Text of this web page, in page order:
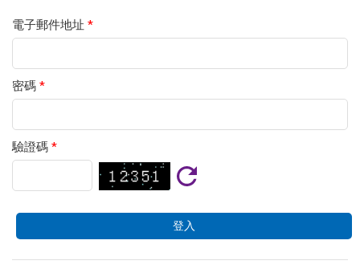
電子郵件地址 *
密碼 *
驗證碼 *